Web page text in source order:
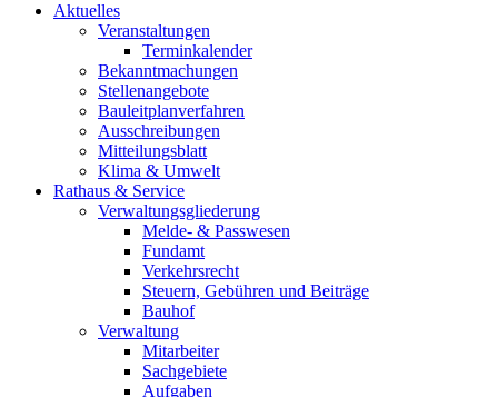
Aktuelles
Veranstaltungen
Terminkalender
Bekanntmachungen
Stellenangebote
Bauleitplanverfahren
Ausschreibungen
Mitteilungsblatt
Klima & Umwelt
Rathaus & Service
Verwaltungsgliederung
Melde- & Passwesen
Fundamt
Verkehrsrecht
Steuern, Gebühren und Beiträge
Bauhof
Verwaltung
Mitarbeiter
Sachgebiete
Aufgaben